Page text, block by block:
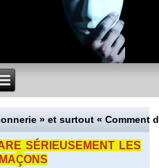
» et surtout « Comment
SÉRIEUSEMENT LES
çONS